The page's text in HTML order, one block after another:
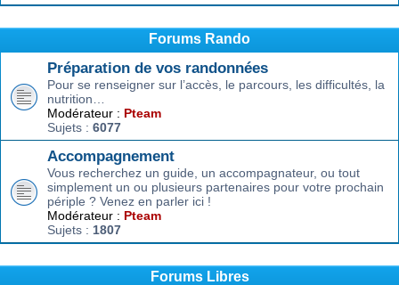
e
Forums Rando
Préparation de vos randonnées
Pour se renseigner sur l’accès, le parcours, les difficultés, la
nutrition…
Modérateur : Pteam
Sujets : 6077
Accompagnement
Vous recherchez un guide, un accompagnateur, ou tout
simplement un ou plusieurs partenaires pour votre prochain
périple ? Venez en parler ici !
Modérateur : Pteam
Sujets : 1807
Forums Libres